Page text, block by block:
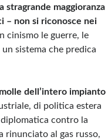
la stragrande maggioranza
– non si riconosce nei
cinismo le guerre, le
sistema che predica
dell’intero impianto
di politica estera
contro la
rinunciato al gas russo,